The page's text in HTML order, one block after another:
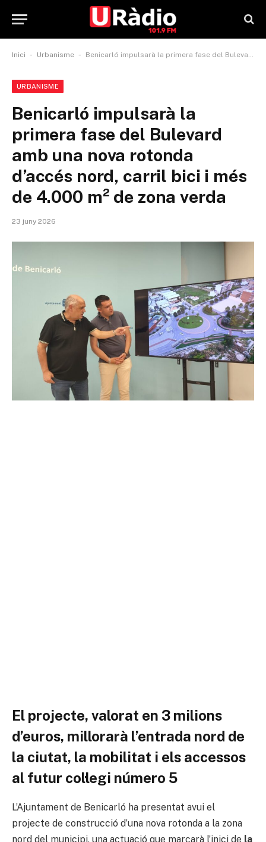
Inici - Urbanisme - Benicarló impulsarà la primera fase del Bulevard amb una nova rotonda d’accés nord, carril bici i més de 4.000 m² de zona verda
URBANISME
Benicarló impulsarà la
primera fase del Bulevard
amb una nova rotonda
d’accés nord, carril bici i més
de 4.000 m² de zona verda
23 juny 2026
El projecte, valorat en 3 milions
d’euros, millorarà l’entrada nord de
la ciutat, la mobilitat i els accessos
al futur col·legi número 5
L’Ajuntament de Benicarló ha presentat avui el
projecte de construcció d’una nova rotonda a la zona
nord del municipi, una actuació que marcarà l’inici de la